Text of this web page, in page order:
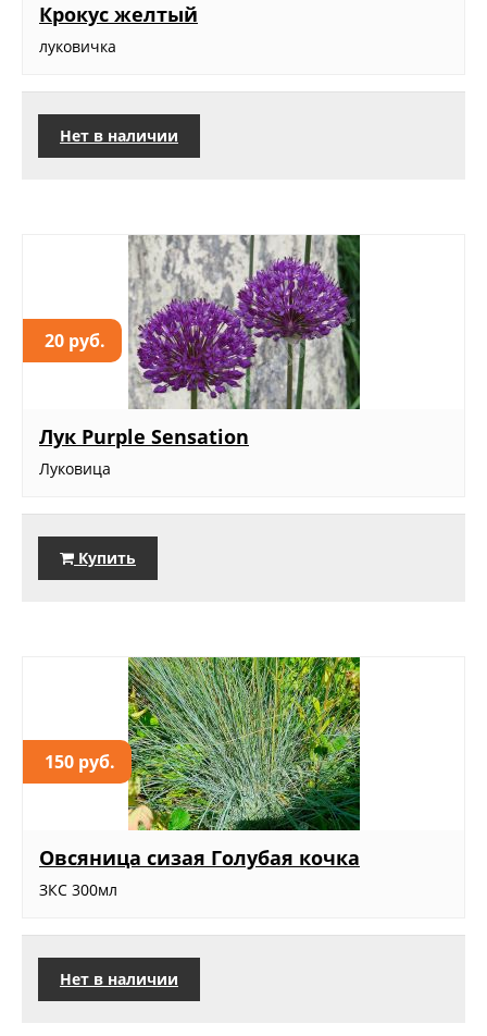
Крокус желтый
луковичка
Нет в наличии
20 руб.
Лук Purple Sensation
Луковица
Купить
150 руб.
Овсяница сизая Голубая кочка
ЗКС 300мл
Нет в наличии